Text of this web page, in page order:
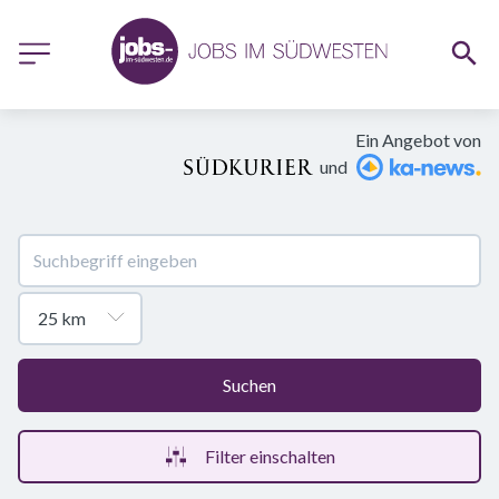
Ein Angebot von
und
Suchen
Filter einschalten